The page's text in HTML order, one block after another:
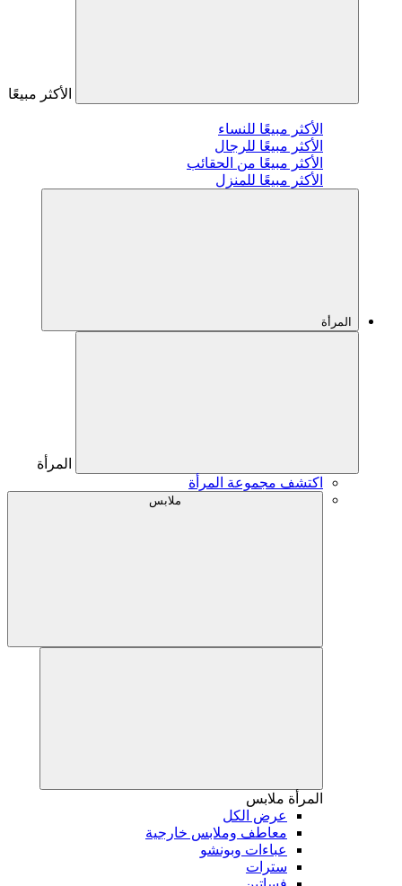
الأكثر مبيعًا
الأكثر مبيعًا للنساء
الأكثر مبيعًا للرجال
الأكثر مبيعًا من الحقائب
الأكثر مبيعًا للمنزل
المرأة
المرأة
اكتشف مجموعة المرأة
ملابس
المرأة ملابس
عرض الكل
معاطف وملابس خارجية
عباءات وبونشو
سترات